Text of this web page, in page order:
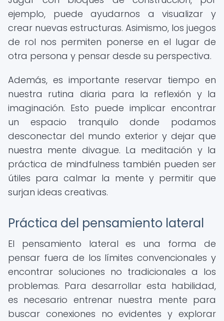
ejemplo, puede ayudarnos a visualizar y
crear nuevas estructuras. Asimismo, los juegos
de rol nos permiten ponerse en el lugar de
otra persona y pensar desde su perspectiva.
Además, es importante reservar tiempo en
nuestra rutina diaria para la reflexión y la
imaginación. Esto puede implicar encontrar
un espacio tranquilo donde podamos
desconectar del mundo exterior y dejar que
nuestra mente divague. La meditación y la
práctica de mindfulness también pueden ser
útiles para calmar la mente y permitir que
surjan ideas creativas.
Práctica del pensamiento lateral
El pensamiento lateral es una forma de
pensar fuera de los límites convencionales y
encontrar soluciones no tradicionales a los
problemas. Para desarrollar esta habilidad,
es necesario entrenar nuestra mente para
buscar conexiones no evidentes y explorar